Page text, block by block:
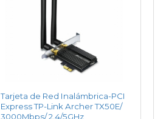
Tarjeta de Red Inalámbrica-PCI
Express TP-Link Archer TX50E/
3000Mbps/ 2.4/5GHz